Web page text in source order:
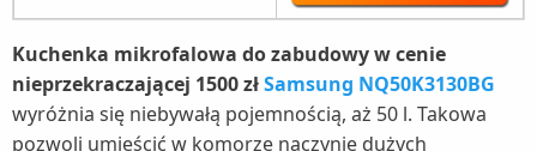
Kuchenka mikrofalowa do zabudowy w cenie
nieprzekraczającej 1500 złSamsung NQ50K3130BG
wyróżnia się niebywałą pojemnością, aż 50 l. Takowa
pozwoli umieścić w komorze naczynie dużych